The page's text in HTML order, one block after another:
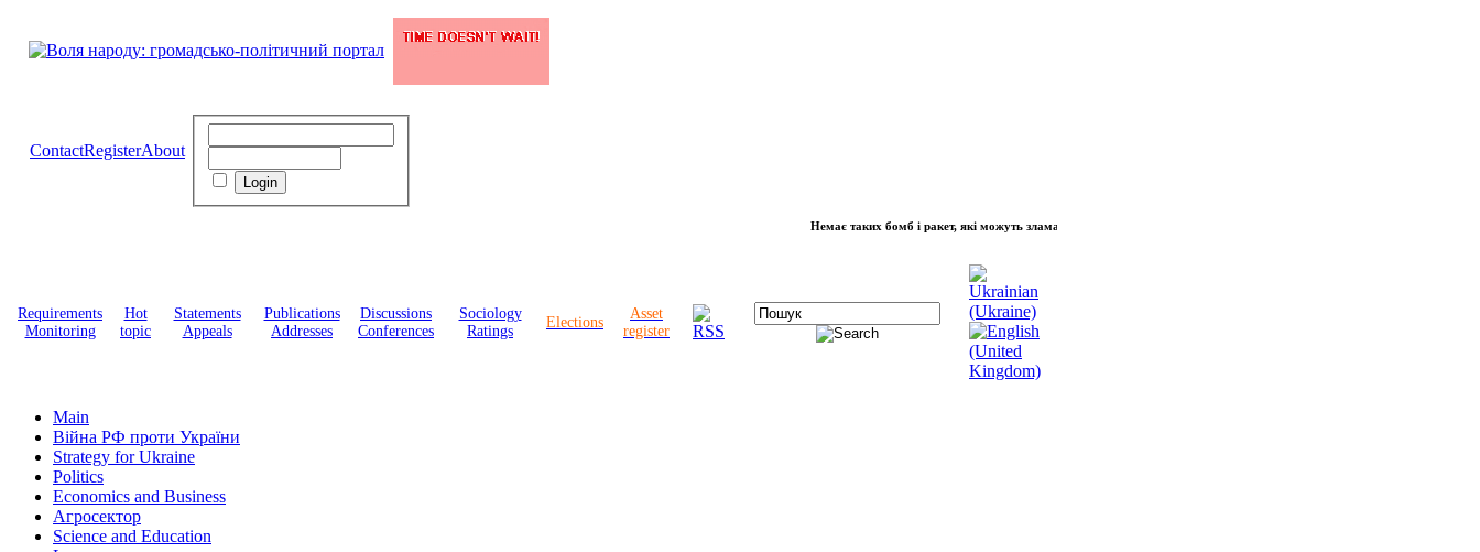
ContactRegisterAbout
Немає таких бомб і ракет, які можуть зламати волю народу, - Президент України Володимир Зеленський
Requirements
Monitoring
Hot
topic
Statements
Appeals
Publications
Addresses
Discussions
Conferences
Sociology
Ratings
Elections
Asset
register
Main
Війна РФ проти України
Strategy for Ukraine
Politics
Economics and Business
Агросектор
Science and Education